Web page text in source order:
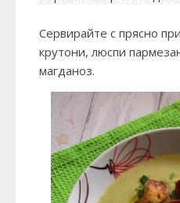
Сервирайте с прясно
крутони, люспи
магданоз.